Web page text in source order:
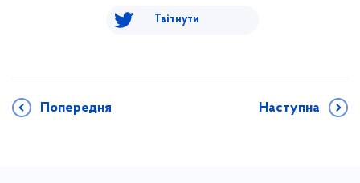
Твітнути
Попередня Наступна